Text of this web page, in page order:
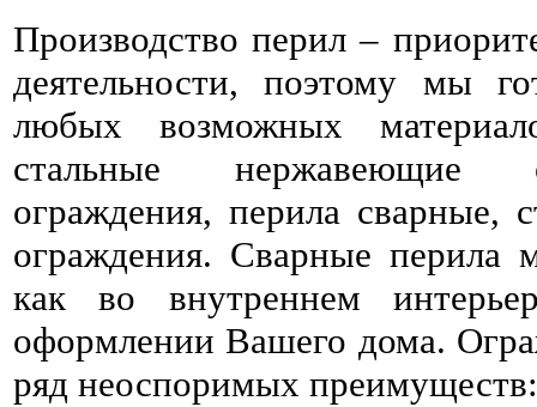
Производство перил –
деятельности, поэтому мы
любых возможных
стальные нержавеющие
ограждения, перила сварные,
ограждения. Сварные перила
как во внутреннем
оформлении Вашего дома.
ряд неоспоримых преимуществ: